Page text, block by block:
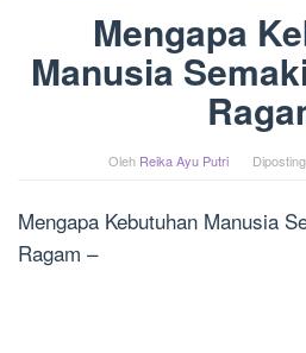
Mengapa
Manusia
Oleh Reika Ayu Putri
Mengapa Kebutuhan Manusia
Ragam –